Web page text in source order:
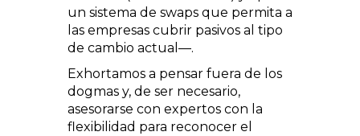
un sistema de swaps que permita a
las empresas cubrir pasivos al tipo
de cambio actual—.
Exhortamos a pensar fuera de los
dogmas y, de ser necesario,
asesorarse con expertos con la
flexibilidad para reconocer el